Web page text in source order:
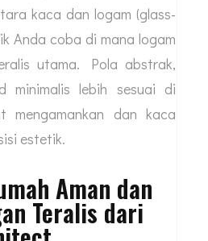
kaca dan logam (glass-
Anda coba di mana logam
utama. Pola abstrak,
minimalis lebih sesuai di
mengamankan dan kaca
estetik.
Aman dan
Teralis dari